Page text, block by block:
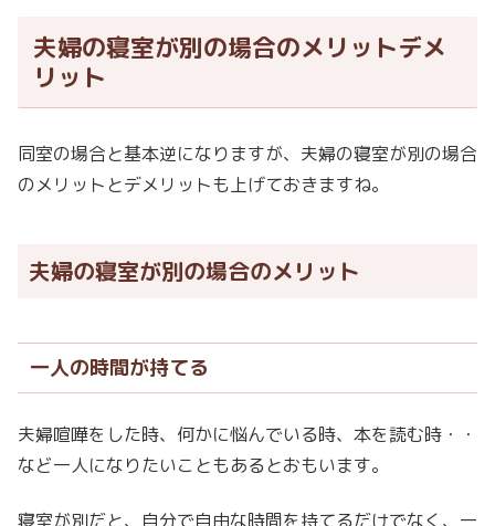
夫婦の寝室が別の場合のメリットデメ
リット
同室の場合と基本逆になりますが、夫婦の寝室が別の場合
のメリットとデメリットも上げておきますね。
夫婦の寝室が別の場合のメリット
一人の時間が持てる
夫婦喧嘩をした時、何かに悩んでいる時、本を読む時・・
など一人になりたいこともあるとおもいます。
寝室が別だと、自分で自由な時間を持てるだけでなく、一